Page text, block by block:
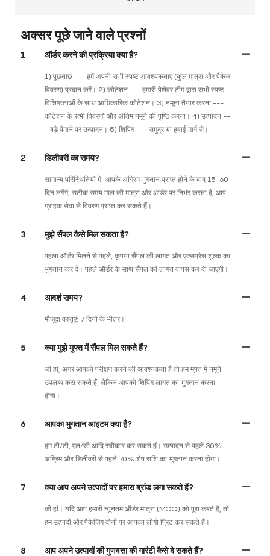
अक्सर पूछे जाने वाले प्रश्नों
1 ऑर्डर करने की प्रक्रिया क्या है?
1) पूछताछ --- हमें अपनी सभी स्पष्ट आवश्यकताएं (कुल मात्रा और पैकेज
विवरण) प्रदान करें। 2) कोटेशन --- हमारी पेशेवर टीम द्वारा सभी स्पष्ट
विशिष्टताओं के साथ आधिकारिक कोटेशन। 3) नमूना तैयार करना ---
कोटेशन के सभी विवरणों और अंतिम नमूने की पुष्टि करना। 4) उत्पादन --
- बड़े पैमाने पर उत्पादन। 5) शिपिंग --- समुद्र या हवाई मार्ग से।
2 डिलीवरी का समय?
सामान्य परिस्थितियों में, आपके अग्रिम भुगतान प्राप्त होने के बाद 15-60
दिन लगेंगे, सटीक समय माल की मात्रा और ऑर्डर पर निर्भर करता है, आप
ग्राहक सेवा से विवरण प्राप्त कर सकते हैं।
3 मुझे सैंपल कैसे मिल सकता है?
पहला ऑर्डर मिलने से पहले, कृपया सैंपल की लागत और एक्सप्रेस शुल्क का
भुगतान कर दें। पहले ऑर्डर के साथ सैंपल की लागत वापस कर दी जाएगी।
4 आदर्श समय?
मौजूदा वस्तुएं: 7 दिनों के भीतर।
5 क्या मुझे मुफ्त में सैंपल मिल सकते हैं?
जी हां, अगर आपको परीक्षण करने की आवश्यकता है तो हम मुफ्त में नमूने
उपलब्ध करा सकते हैं, लेकिन आपको शिपिंग लागत का भुगतान करना
होगा।
6 आपका भुगतान आइटम क्या है?
हम टी/टी, एल/सी आदि स्वीकार कर सकते हैं। उत्पादन से पहले 30%
अग्रिम और डिलीवरी से पहले 70% शेष राशि का भुगतान करना होगा।
7 क्या आप अपने उत्पादों पर हमारा ब्रांड लगा सकते हैं?
जी हां। यदि आप हमारी न्यूनतम ऑर्डर मात्रा (MOQ) को पूरा करते हैं, तो
हम उत्पादों और पैकेजिंग दोनों पर आपका लोगो प्रिंट कर सकते हैं।
8 आप अपने उत्पादों की गुणवत्ता की गारंटी कैसे दे सकते हैं?